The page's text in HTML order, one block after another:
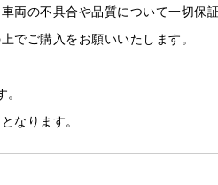
両の不具合や品質について一切保
でご購入をお願いいたします。
なります。